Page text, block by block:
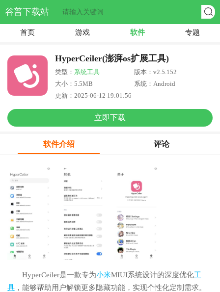
谷普下载站
首页 游戏 软件 专题
HyperCeiler(澎湃os扩展工具)
类型： 系统工具
版本：v2.5.152
大小：5.5MB
系统：Android
更新：2025-06-12 19:01:56
立即下载
软件介绍 评论
HyperCeiler是一款专为小米MIUI系统设计的深度优化工
具 ，能够帮助用户解锁更多隐藏功能，实现个性化定制需求。